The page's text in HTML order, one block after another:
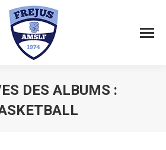
DES ALBUMS :